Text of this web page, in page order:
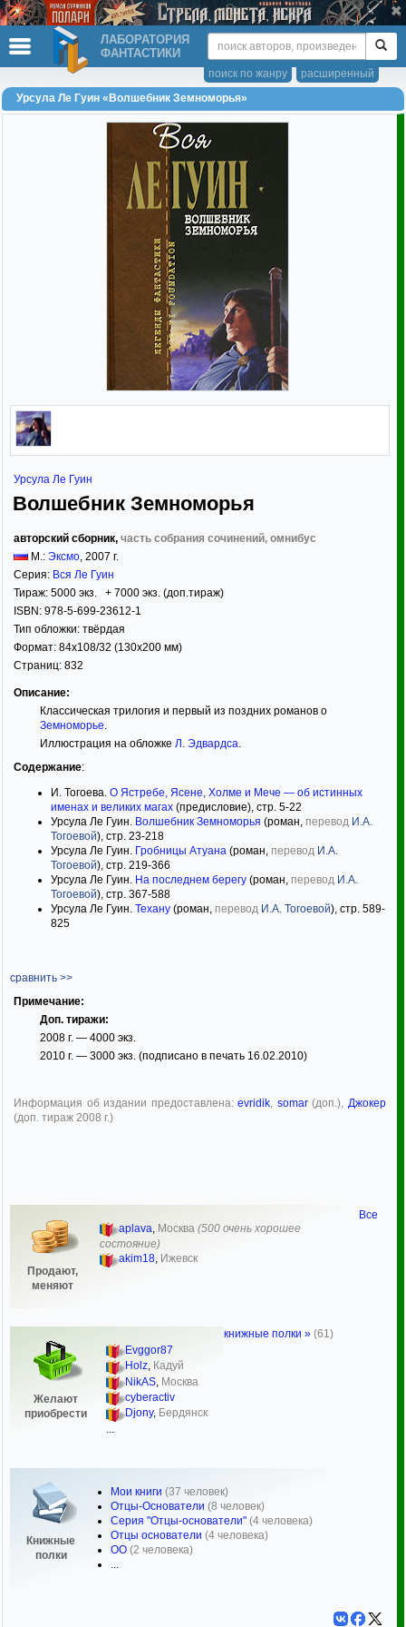
ЛАБОРАТОРИЯ
ФАНТАСТИКИ
расширенный
поиск по жанру
Урсула Ле Гуин «Волшебник Земноморья»
Урсула Ле Гуин
Волшебник Земноморья
авторский сборник, часть собрания сочинений, омнибус
М.: Эксмо, 2007 г.
Серия: Вся Ле Гуин
Тираж: 5000 экз. + 7000 экз. (доп.тираж)
ISBN: 978-5-699-23612-1
Тип обложки: твёрдая
Формат: 84x108/32 (130x200 мм)
Страниц: 832
Описание:
Классическая трилогия и первый из поздних романов о
Земноморье.
Иллюстрация на обложке Л. Эдвардса.
Содержание:
И. Тогоева. О Ястребе, Ясене, Холме и Мече — об истинных
именах и великих магах (предисловие), стр. 5-22
Урсула Ле Гуин. Волшебник Земноморья (роман, перевод И.А.
Тогоевой), стр. 23-218
Урсула Ле Гуин. Гробницы Атуана (роман, перевод И.А.
Тогоевой), стр. 219-366
Урсула Ле Гуин. На последнем берегу (роман, перевод И.А.
Тогоевой), стр. 367-588
Урсула Ле Гуин. Техану (роман, перевод И.А. Тогоевой), стр. 589-
825
сравнить >>
Примечание:
Доп. тиражи:
2008 г. — 4000 экз.
2010 г. — 3000 экз. (подписано в печать 16.02.2010)
Информация об издании предоставлена:evridik, somar(доп.),Джокер
(доп. тираж 2008 г.)
Продают,
меняют
aplava, Москва (500 очень хорошее
состояние)
akim18, Ижевск
Желают
приобрести
Evggor87
Holz, Кадуй
NikAS Москва
cyberactiv
Djony, Бердянск
Книжные
полки
Мои книги (37 человек)
Отцы-Основатели (8 человек)
Серия "Отцы-основатели" (4 человека)
Отцы основатели (4 человека)
ОО (2 человека)
...
Все
книжные полки » (61)